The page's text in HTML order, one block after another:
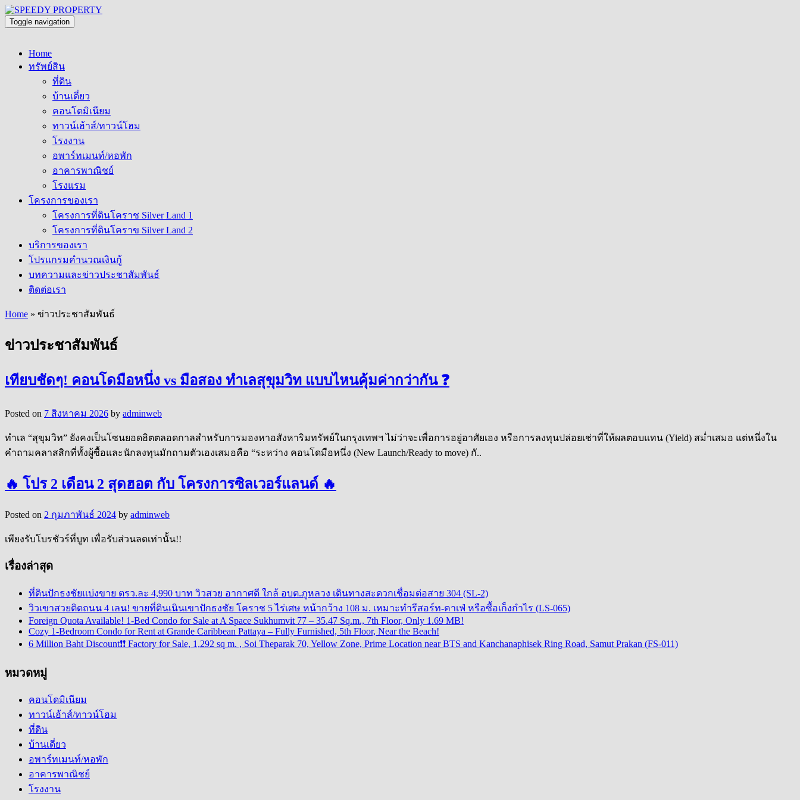
Toggle navigation
Home
ทรัพย์สิน
ที่ดิน
บ้านเดี่ยว
คอนโดมิเนียม
ทาวน์เฮ้าส์/ทาวน์โฮม
โรงงาน
อพาร์ทเมนท์/หอพัก
อาคารพาณิชย์
โรงแรม
โครงการของเรา
โครงการที่ดินโคราช Silver Land 1
โครงการที่ดินโคราข Silver Land 2
บริการของเรา
โปรแกรมคำนวณเงินกู้
บทความและข่าวประชาสัมพันธ์
ติดต่อเรา
Home » ข่าวประชาสัมพันธ์
ข่าวประชาสัมพันธ์
เทียบชัดๆ! คอนโดมือหนึ่ง vs มือสอง ทำเลสุขุมวิท แบบไหนคุ้มค่ากว่ากัน ❓
Posted on 7 สิงหาคม 2026 by adminweb
ทำเล “สุขุมวิท” ยังคงเป็นโซนยอดฮิตตลอดกาลสำหรับการมองหาอสังหาริมทรัพย์ในกรุงเทพฯ ไม่ว่าจะเพื่อการอยู่อาศัยเอง หรือการลงทุนปล่อยเช่าที่ให้ผลตอบแทน (Yield) สม่ำเสมอ แต่หนึ่งใน
คำถามคลาสสิกที่ทั้งผู้ซื้อและนักลงทุนมักถามตัวเองเสมอคือ “ระหว่าง คอนโดมือหนึ่ง (New Launch/Ready to move) กั..
🔥 โปร 2 เดือน 2 สุดฮอต กับ โครงการซิลเวอร์แลนด์ 🔥
Posted on 2 กุมภาพันธ์ 2024 by adminweb
เพียงรับโบรชัวร์ที่บูท เพื่อรับส่วนลดเท่านั้น!!
เรื่องล่าสุด
ที่ดินปักธงชัยแบ่งขาย ตรว.ละ 4,990 บาท วิวสวย อากาศดี ใกล้ อบต.ภูหลวง เดินทางสะดวกเชื่อมต่อสาย 304 (SL-2)
วิวเขาสวยติดถนน 4 เลน! ขายที่ดินเนินเขาปักธงชัย โคราช 5 ไร่เศษ หน้ากว้าง 108 ม. เหมาะทำรีสอร์ท-คาเฟ่ หรือซื้อเก็งกำไร (LS-065)
Foreign Quota Available! 1-Bed Condo for Sale at A Space Sukhumvit 77 – 35.47 Sq.m., 7th Floor, Only 1.69 MB!
Cozy 1-Bedroom Condo for Rent at Grande Caribbean Pattaya – Fully Furnished, 5th Floor, Near the Beach!
6 Million Baht Discount❗❗ Factory for Sale, 1,292 sq m. , Soi Theparak 70, Yellow Zone, Prime Location near BTS and Kanchanaphisek Ring Road, Samut Prakan (FS-011)
หมวดหมู่
คอนโดมิเนียม
ทาวน์เฮ้าส์/ทาวน์โฮม
ที่ดิน
บ้านเดี่ยว
อพาร์ทเมนท์/หอพัก
อาคารพาณิชย์
โรงงาน